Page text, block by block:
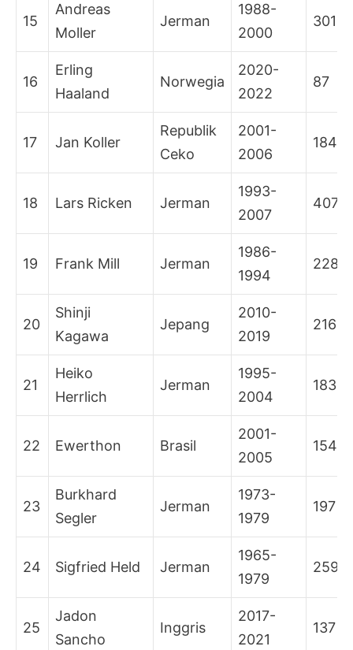
15
Andreas
Moller
Jerman
1988-
2000
301
16
Erling
Haaland
Norwegia
2020-
2022
87
17 Jan Koller
Republik
Ceko
2001-
2006
184
18 Lars Ricken Jerman
1993-
2007
407
19 Frank Mill Jerman
1986-
1994
228
20
Shinji
Kagawa
Jepang
2010-
2019
216
21
Heiko
Herrlich
Jerman
1995-
2004
183
22 Ewerthon Brasil
2001-
2005
154
23
Burkhard
Segler
Jerman
1973-
1979
197
24 Sigfried Held Jerman
1965-
1979
259
25
Jadon
Sancho
Inggris
2017-
2021
137